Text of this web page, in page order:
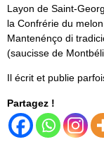
Layon de Saint-
la Confrérie du
Mantenénço di
(saucisse de
Il écrit et publie
Partagez !